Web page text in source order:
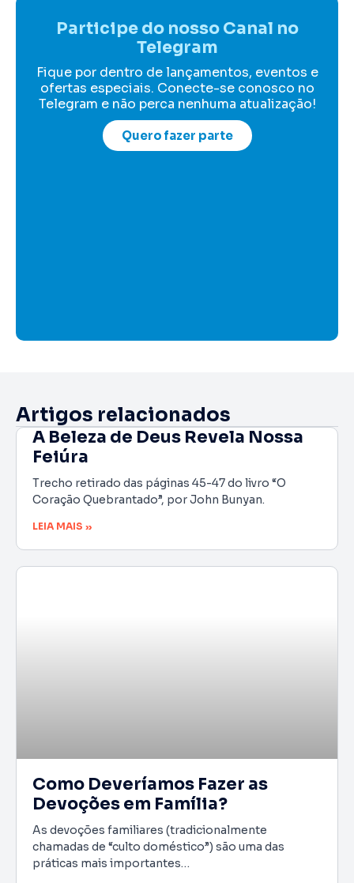
Participe do nosso Canal no
Telegram
Fique por dentro de lançamentos, eventos e
ofertas especiais. Conecte-se conosco no
Telegram e não perca nenhuma atualização!
Quero fazer parte
Artigos relacionados
A Beleza de Deus Revela Nossa
Feiúra
Trecho retirado das páginas 45-47 do livro “O
Coração Quebrantado”, por John Bunyan.
LEIA MAIS »
Como Deveríamos Fazer as
Devoções em Família?
As devoções familiares (tradicionalmente
chamadas de “culto doméstico”) são uma das
práticas mais importantes…